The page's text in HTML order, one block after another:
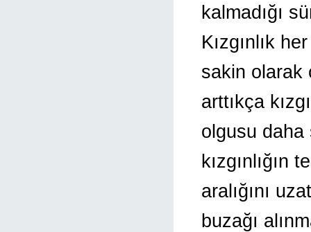
kalmadığı
Kızgınlık
sakin olarak
arttıkça
olgusu daha
kızgınlığın
aralığını
buzağı